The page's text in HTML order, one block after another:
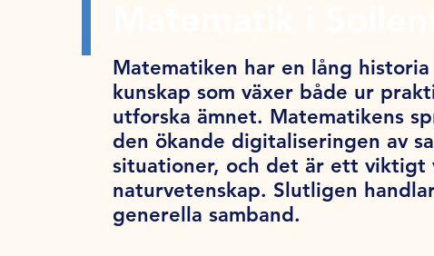
Matematiken har en lång
kunskap som växer både ur
utforska ämnet. Matematikens
den ökande digitaliseringen av
situationer, och det är ett viktigt
naturvetenskap. Slutligen
generella samband.